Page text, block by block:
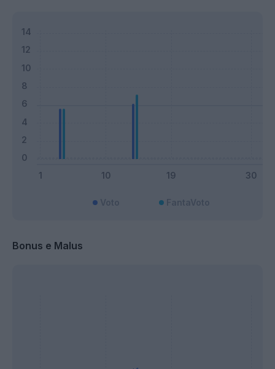
Bonus e Malus